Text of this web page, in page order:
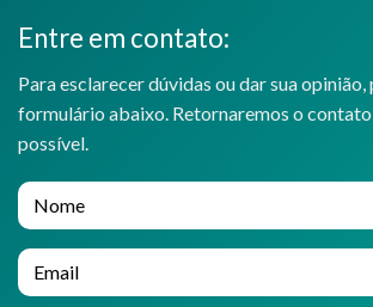
Entre em contato:
Para esclarecer dúvidas ou dar sua opinião,
formulário abaixo. Retornaremos o
possível.